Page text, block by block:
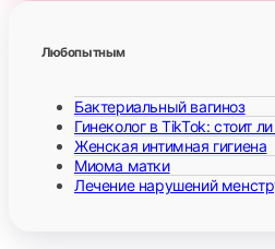
Любопытным
Бактериальный вагиноз
Гинеколог в TikTok: стоит
Женская интимная гигиена
Миома матки
Лечение нарушений